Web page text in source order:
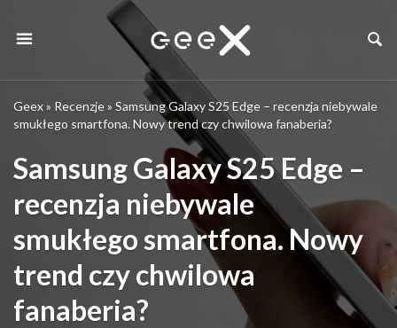
Geex» Recenzje» Samsung Galaxy S25 Edge – recenzja niebywale
smukłego smartfona. Nowy trend czy chwilowa fanaberia?
Samsung Galaxy S25 Edge –
recenzja niebywale
smukłego smartfona. Nowy
trend czy chwilowa
fanaberia?